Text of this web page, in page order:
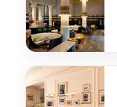
undefined